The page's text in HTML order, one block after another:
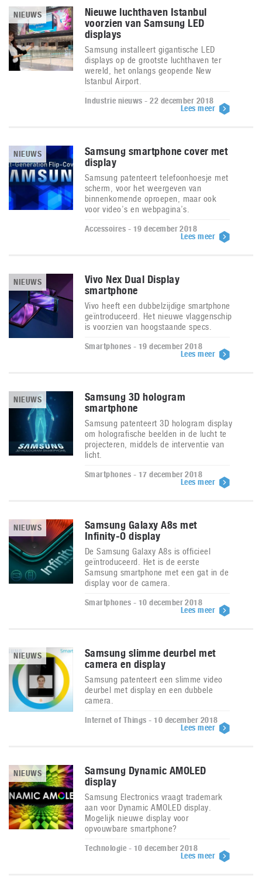
NIEUWS
Nieuwe luchthaven Istanbul
voorzien van Samsung LED
displays
Samsung installeert gigantische LED
displays op de grootste luchthaven ter
wereld, het onlangs geopende New
Istanbul Airport.
Industrie nieuws - 22 december 2018
Lees meer
NIEUWS
Samsung smartphone cover met
display
Samsung patenteert telefoonhoesje met
scherm, voor het weergeven van
binnenkomende oproepen, maar ook
voor video’s en webpagina’s.
Accessoires - 19 december 2018
Lees meer
NIEUWS
Vivo Nex Dual Display
smartphone
Vivo heeft een dubbelzijdige smartphone
geïntroduceerd. Het nieuwe vlaggenschip
is voorzien van hoogstaande specs.
Smartphones - 19 december 2018
Lees meer
NIEUWS
Samsung 3D hologram
smartphone
Samsung patenteert 3D hologram display
om holografische beelden in de lucht te
projecteren, middels de interventie van
licht.
Smartphones - 17 december 2018
Lees meer
NIEUWS
Samsung Galaxy A8s met
Infinity-O display
De Samsung Galaxy A8s is officieel
geïntroduceerd. Het is de eerste
Samsung smartphone met een gat in de
display voor de camera.
Smartphones - 10 december 2018
Lees meer
NIEUWS
Samsung slimme deurbel met
camera en display
Samsung patenteert een slimme video
deurbel met display en een dubbele
camera.
Internet of Things - 10 december 2018
Lees meer
NIEUWS
Samsung Dynamic AMOLED
display
Samsung Electronics vraagt trademark
aan voor Dynamic AMOLED display.
Mogelijk nieuwe display voor
opvouwbare smartphone?
Technologie - 10 december 2018
Lees meer